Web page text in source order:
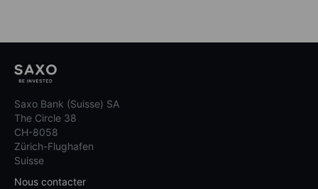
Saxo Bank (Suisse) SA
The Circle 38
CH-8058
Zürich-Flughafen
Suisse
Nous contacter